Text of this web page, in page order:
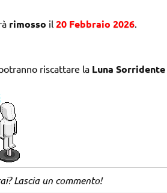
rimosso il 20 Febbraio 2026.
riscattare la Luna Sorridente
Lascia un commento!